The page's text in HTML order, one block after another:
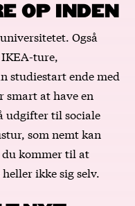
OP INDEN
Også
ture,
studiestart ende med
smart at have en
udgifter til sociale
som nemt kan
du kommer til at
ikke sig selv.